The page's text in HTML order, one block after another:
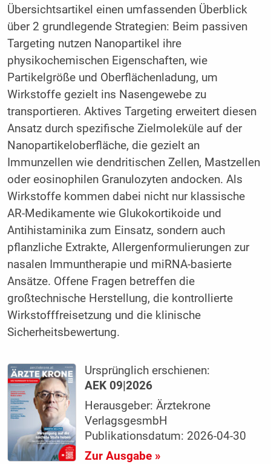
Übersichtsartikel einen umfassenden Überblick
über 2 grundlegende Strategien: Beim passiven
Targeting nutzen Nanopartikel ihre
physikochemischen Eigenschaften, wie
Partikelgröße und Oberflächenladung, um
Wirkstoffe gezielt ins Nasengewebe zu
transportieren. Aktives Targeting erweitert diesen
Ansatz durch spezifische Zielmoleküle auf der
Nanopartikeloberfläche, die gezielt an
Immunzellen wie dendritischen Zellen, Mastzellen
oder eosinophilen Granulozyten andocken. Als
Wirkstoffe kommen dabei nicht nur klassische
AR-Medikamente wie Glukokortikoide und
Antihistaminika zum Einsatz, sondern auch
pflanzliche Extrakte, Allergenformulierungen zur
nasalen Immuntherapie und miRNA-basierte
Ansätze. Offene Fragen betreffen die
großtechnische Herstellung, die kontrollierte
Wirkstofffreisetzung und die klinische
Sicherheitsbewertung.
Ursprünglich erschienen:
AEK 09|2026
Herausgeber: Ärztekrone
VerlagsgesmbH
Publikationsdatum: 2026-04-30
Zur Ausgabe »